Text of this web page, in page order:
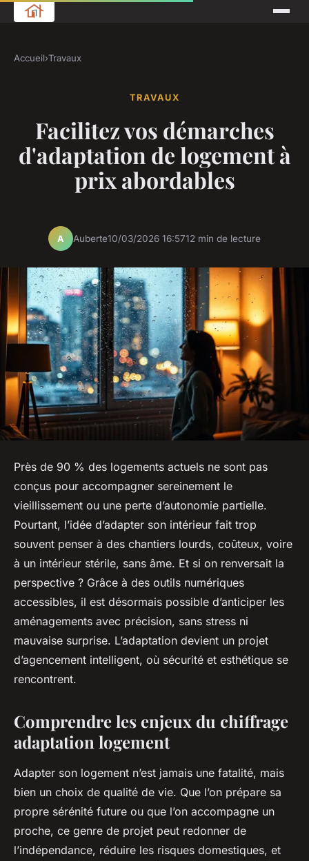
Accueil›Travaux
TRAVAUX
Facilitez vos démarches
d'adaptation de logement à
prix abordables
A Auberte10/03/2026 16:5712 min de lecture
Près de 90 % des logements actuels ne sont pas
conçus pour accompagner sereinement le
vieillissement ou une perte d’autonomie partielle.
Pourtant, l’idée d’adapter son intérieur fait trop
souvent penser à des chantiers lourds, coûteux, voire
à un intérieur stérile, sans âme. Et si on renversait la
perspective ? Grâce à des outils numériques
accessibles, il est désormais possible d’anticiper les
aménagements avec précision, sans stress ni
mauvaise surprise. L’adaptation devient un projet
d’agencement intelligent, où sécurité et esthétique se
rencontrent.
Comprendre les enjeux du chiffrage
adaptation logement
Adapter son logement n’est jamais une fatalité, mais
bien un choix de qualité de vie. Que l’on prépare sa
propre sérénité future ou que l’on accompagne un
proche, ce genre de projet peut redonner de
l’indépendance, réduire les risques domestiques, et